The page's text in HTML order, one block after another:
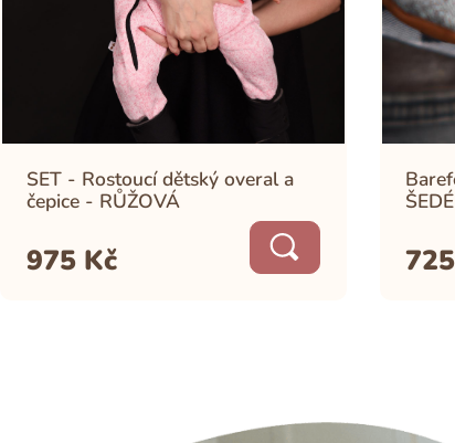
SET - Rostoucí dětský overal a
čepice - RŮŽOVÁ
975 Kč
ŠEDÉ
725